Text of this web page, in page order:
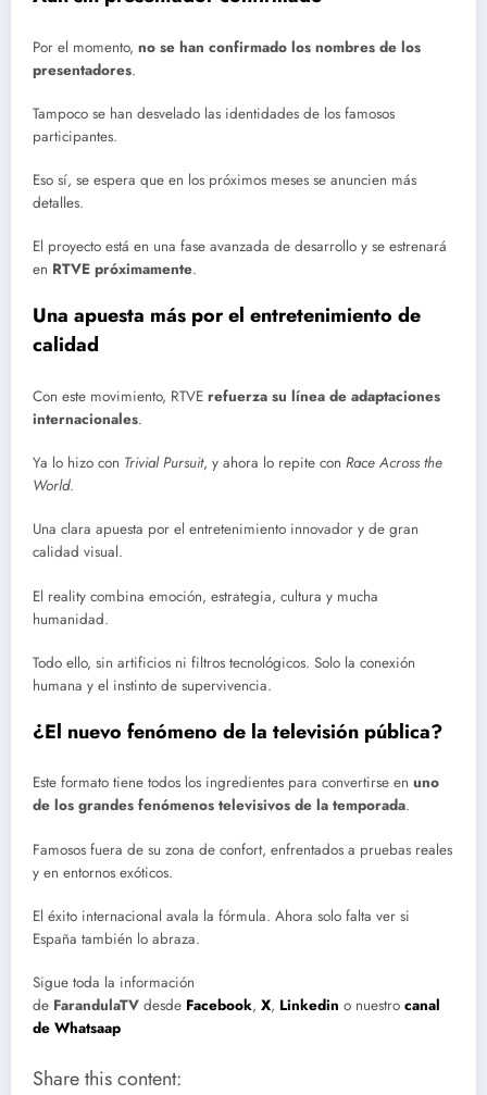
Por el momento, no se han confirmado los nombres de los
presentadores.
Tampoco se han desvelado las identidades de los famosos
participantes.
Eso sí, se espera que en los próximos meses se anuncien más
detalles.
El proyecto está en una fase avanzada de desarrollo y se estrenará
en RTVE próximamente.
Una apuesta más por el entretenimiento de
calidad
Con este movimiento, RTVE refuerza su línea de adaptaciones
internacionales.
Ya lo hizo con Trivial Pursuit, y ahora lo repite con Race Across the
World.
Una clara apuesta por el entretenimiento innovador y de gran
calidad visual.
El reality combina emoción, estrategia, cultura y mucha
humanidad.
Todo ello, sin artificios ni filtros tecnológicos. Solo la conexión
humana y el instinto de supervivencia.
¿El nuevo fenómeno de la televisión pública?
Este formato tiene todos los ingredientes para convertirse en uno
de los grandes fenómenos televisivos de la temporada.
Famosos fuera de su zona de confort, enfrentados a pruebas reales
y en entornos exóticos.
El éxito internacional avala la fórmula. Ahora solo falta ver si
España también lo abraza.
Sigue toda la información
de FarandulaTV desde Facebook, X, Linkedin o nuestro canal
de Whatsaap
Share this content: